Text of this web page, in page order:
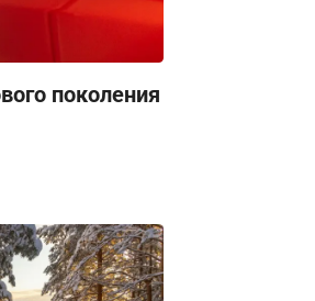
поколения